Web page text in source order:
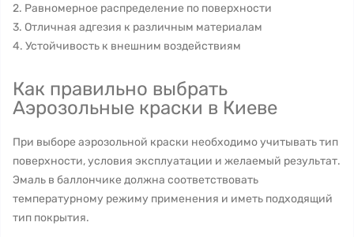
2. Равномерное распределение по поверхности
3. Отличная адгезия к различным материалам
4. Устойчивость к внешним воздействиям
Как правильно выбрать
Аэрозольные краски в Киеве
При выборе аэрозольной краски необходимо учитывать тип
поверхности, условия эксплуатации и желаемый результат.
Эмаль в баллончике должна соответствовать
температурному режиму применения и иметь подходящий
тип покрытия.